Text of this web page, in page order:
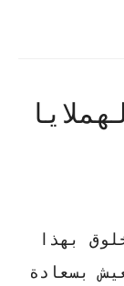
بهذا
بسعادة